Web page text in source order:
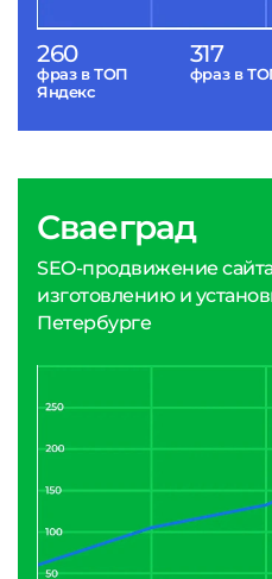
260
фраз в ТОП
Яндекс
317
фраз в
Сваеград
SEO-продвижение
изготовлению и
Петербурге